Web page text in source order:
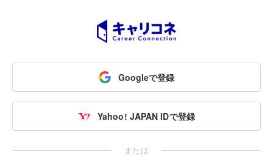
Googleで登録
Yahoo! JAPAN IDで登録
または